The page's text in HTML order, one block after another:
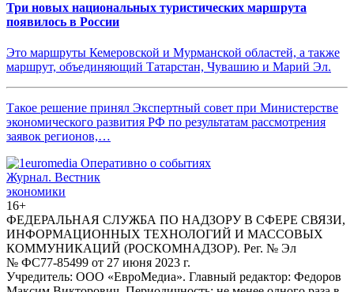
Три новых национальных туристических маршрута
появилось в России
Это маршруты Кемеровской и Мурманской областей, а также
маршрут, объединяющий Татарстан, Чувашию и Марий Эл.
Такое решение принял Экспертный совет при Министерстве
экономического развития РФ по результатам рассмотрения
заявок регионов,…
Журнал. Вестник
экономики
16+
ФЕДЕРАЛЬНАЯ СЛУЖБА ПО НАДЗОРУ В СФЕРЕ СВЯЗИ,
ИНФОРМАЦИОННЫХ ТЕХНОЛОГИЙ И МАССОВЫХ
КОММУНИКАЦИЙ (РОСКОМНАДЗОР). Рег. № Эл
№ ФС77-85499 от 27 июня 2023 г.
Учредитель: ООО «ЕвроМедиа». Главный редактор: Федоров